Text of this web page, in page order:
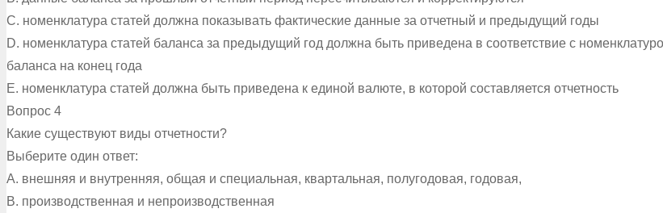
C. номенклатура статей должна показывать фактические данные за отчетный и предыдущий годы
D. номенклатура статей баланса за предыдущий год должна быть приведена в соответствие с
баланса на конец года
E. номенклатура статей должна быть приведена к единой валюте, в которой составляется отчетность
Вопрос 4
Какие существуют виды отчетности?
Выберите один ответ:
A. внешняя и внутренняя, общая и специальная, квартальная, полугодовая, годовая,
B. производственная и непроизводственная